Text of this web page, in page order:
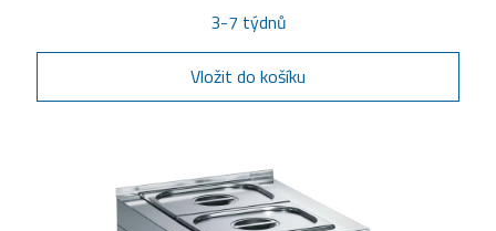
3-7 týdnů
Vložit do košíku